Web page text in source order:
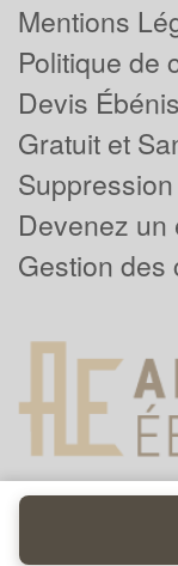
Mentions
Politique de
Devis
Gratuit et
Devenez un
Gestion des